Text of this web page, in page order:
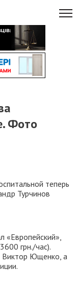
Фото
теперь
Турчинов
«Европейский»,
грн./час).
Виктор Ющенко, а